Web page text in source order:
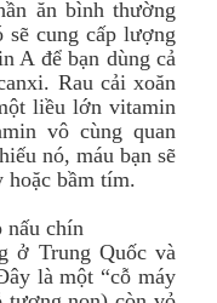
ăn bình thường
sẽ cung cấp lượng
A để bạn dùng cả
Rau cải xoăn
liều lớn vitamin
vô cùng quan
nó, máu bạn sẽ
bầm tím.
nấu chín
ở Trung Quốc và
là một “cỗ máy